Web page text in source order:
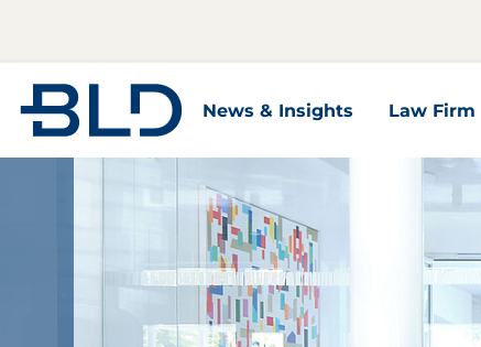
Zur Startseite
News & Insights
News & Insights Unterseiten
Law Firm
Law